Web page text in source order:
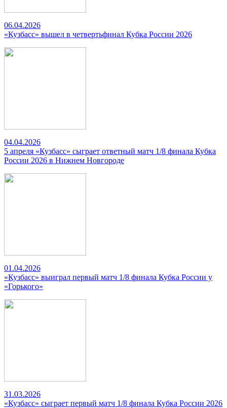
06.04.2026
«Кузбасс» вышел в четвертьфинал Кубка России 2026
04.04.2026
5 апреля «Кузбасс» сыграет ответный матч 1/8 финала Кубка
России 2026 в Нижнем Новгороде
01.04.2026
«Кузбасс» выиграл первый матч 1/8 финала Кубка России у
«Горького»
31.03.2026
«Кузбасс» сыграет первый матч 1/8 финала Кубка России 2026